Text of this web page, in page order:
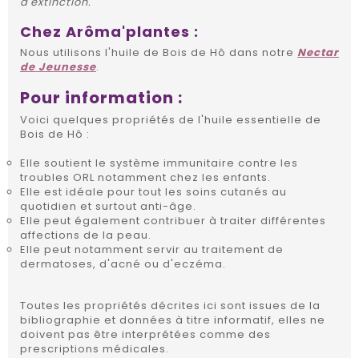
Chez Arôma'plantes :
Nous utilisons l'huile de Bois de Hô dans notre Nectar
de Jeunesse.
Pour information :
Voici quelques propriétés de l'huile essentielle de
Bois de Hô :
Elle soutient le système immunitaire contre les
troubles ORL notamment chez les enfants.
Elle est idéale pour tout les soins cutanés au
quotidien et surtout anti-âge.
Elle peut également contribuer à traiter différentes
affections de la peau.
Elle peut notamment servir au traitement de
dermatoses, d'acné ou d'eczéma.
Toutes les propriétés décrites ici sont issues de la
bibliographie et données à titre informatif, elles ne
doivent pas être interprétées comme des
prescriptions médicales.